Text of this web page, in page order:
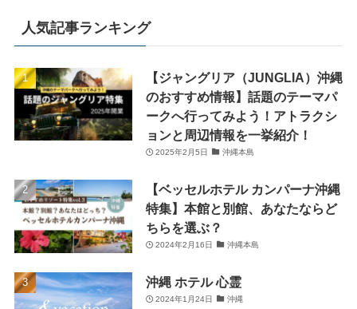
人気記事ランキング
【ジャングリア（JUNGLIA）沖縄
のおすすめ情報】話題のテーマパ
ークへ行ってみよう！アトラクシ
ョンと周辺情報を一挙紹介！
2025年2月5日 沖縄本島
【ベッセルホテル カンパーナ沖縄
特集】本館と別館、あなたならど
ちらを選ぶ？
2024年2月16日 沖縄本島
沖縄 ホテル 心霊
2024年1月24日 沖縄